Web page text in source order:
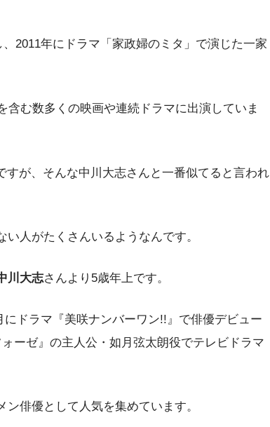
2011年にドラマ「家政婦のミタ」で演じた一家
含む数多くの映画や連続ドラマに出演していま
が、そんな中川大志さんと一番似てると言われ
人がたくさんいるようなんです。
川大志さんより5歳年上です。
ドラマ『美咲ナンバーワン!!』で俳優デビュー
ーゼ』の主人公・如月弦太朗役でテレビドラマ
俳優として人気を集めています。